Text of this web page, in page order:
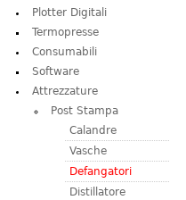
Plotter Digitali
Termopresse
Consumabili
Software
Attrezzature
Post Stampa
Calandre
Vasche
Defangatori
Distillatore